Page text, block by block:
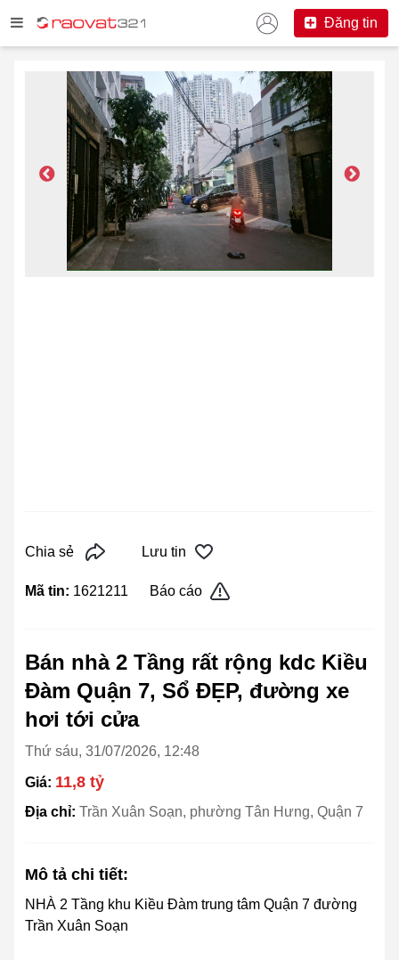
Đăng tin
Chia sẻ Lưu tin
Mã tin: 1621211 Báo cáo
Bán nhà 2 Tầng rất rộng kdc Kiều
Đàm Quận 7, Sổ ĐẸP, đường xe
hơi tới cửa
Thứ sáu, 31/07/2026, 12:48
Giá: 11,8 tỷ
Địa chỉ: Trần Xuân Soạn, phường Tân Hưng, Quận 7
Mô tả chi tiết:
NHÀ 2 Tầng khu Kiều Đàm trung tâm Quận 7 đường
Trần Xuân Soạn